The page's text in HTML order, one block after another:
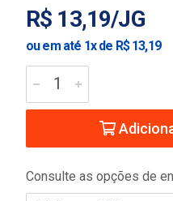
R$ 13,19/JG
ou em até 1x de R$ 13,19
Consulte as opções de